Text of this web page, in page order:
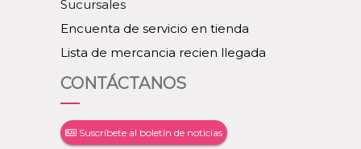
Sucursales
Encuenta de servicio en tienda
Lista de mercancia recien llegada
CONTÁCTANOS
Suscríbete al boletín de noticias